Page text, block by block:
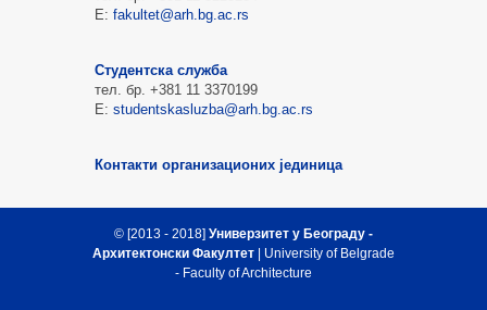
Е: fakultet@arh.bg.ac.rs
Студентска служба
тел. бр. +381 11 3370199
Е: studentskasluzba@arh.bg.ac.rs
Контакти организационих јединица
© [2013 - 2018] Универзитет у Београду -
Архитектонски Факултет | University of Belgrade
- Faculty of Architecture